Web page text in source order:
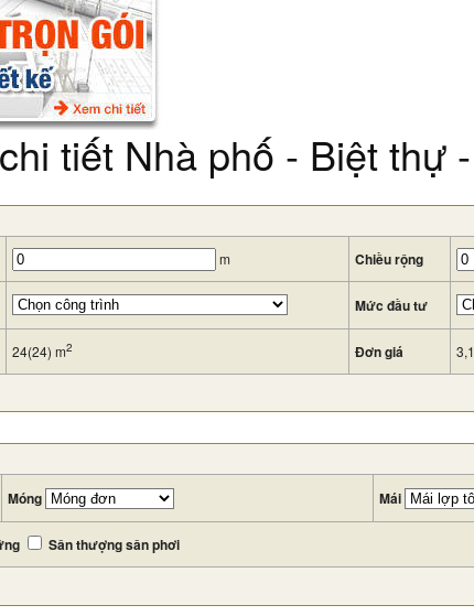
tiết Nhà phố - Biệt thự
m Chiều rộng
Mức đầu tư
24(24) m2 Đơn giá
Móng Mái
Sân thượng sân phơi